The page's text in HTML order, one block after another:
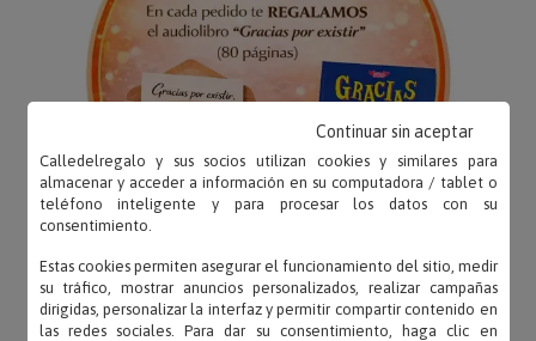
Calledelregalo y sus socios utilizan cookies y similares para
almacenar y acceder a información en su computadora / tablet o
teléfono inteligente y para procesar los datos con su
consentimiento.
Estas cookies permiten asegurar el funcionamiento del sitio, medir
su tráfico, mostrar anuncios personalizados, realizar campañas
dirigidas, personalizar la interfaz y permitir compartir contenido en
las redes sociales. Para dar su consentimiento, haga clic en
Continuar sin aceptar